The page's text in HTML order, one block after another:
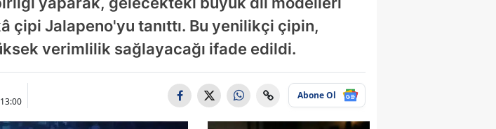
Bilecik
Bingöl
çipi Jalapeno'yu tanıttı. Bu yenilikçi çipin,
verimlilik sağlayacağı ifade edildi.
Abone Ol